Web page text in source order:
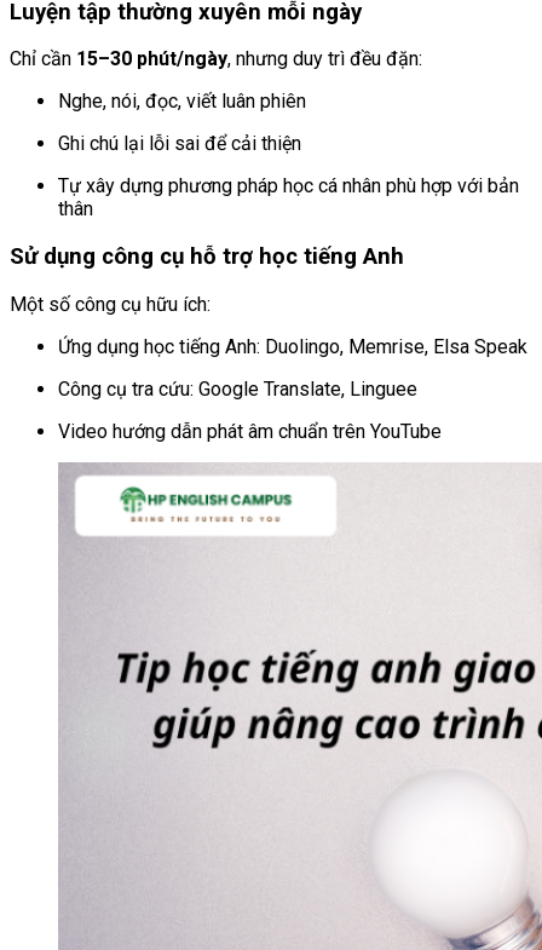
Luyện tập thường xuyên mỗi ngày
Chỉ cần 15–30 phút/ngày, nhưng duy trì đều đặn:
Nghe, nói, đọc, viết luân phiên
Ghi chú lại lỗi sai để cải thiện
Tự xây dựng phương pháp học cá nhân phù hợp với bản
thân
Sử dụng công cụ hỗ trợ học tiếng Anh
Một số công cụ hữu ích:
Ứng dụng học tiếng Anh: Duolingo, Memrise, Elsa Speak
Công cụ tra cứu: Google Translate, Linguee
Video hướng dẫn phát âm chuẩn trên YouTube